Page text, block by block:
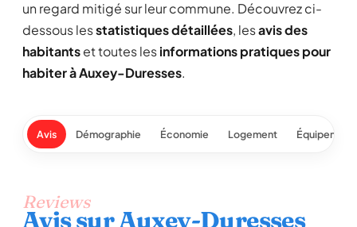
un regard mitigé sur leur commune. Découvrez ci-
dessous lesstatistiques détaillées, lesavis des
habitantset toutes lesinformations pratiques pour
habiter à Auxey-Duresses.
Avis Démographie Économie Logement
Reviews
Avis sur Auxey-Duresses